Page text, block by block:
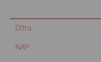
Ditta
NAP